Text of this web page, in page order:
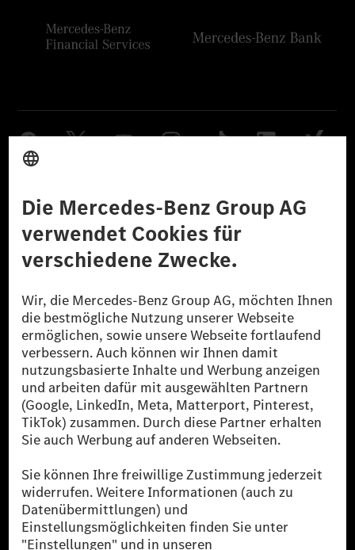
Datenschutz Lizenzhinweise Dritter Barrierefreiheit
© 2026 Mercedes-Benz Group AG. Alle Rechte vorbehalten.
[1] Bilanziell CO₂-neutral bedeutet, dass nicht vermiedene oder nicht
reduzierte CO₂-Emissionen bei der Mercedes-Benz Group durch
zertifizierte Ausgleichsprojekte kompensiert werden.
[2] Renewable Charging ist ein integraler Bestandteil von MB.CHARGE
Public in Europa, den USA, Kanada und China. Sofern an der jeweiligen
Ladestation noch kein Strom aus erneuerbaren Energien vorliegt,
verwendet Renewable Charging Grünstromzertifikate*. Diese stellen
sicher, dass für Ladevorgänge über MB.CHARGE Public eine äquivalente
Strommenge aus erneuerbaren Energien ins Stromnetz eingespeist wird.
* Inkl. EKOenergy Ökolabel
* Die angegebenen Werte wurden nach dem vorgeschriebenen
Messverfahren WLTP (Worldwide harmonised Light vehicles Test
Procedure) ermittelt. Die angegebenen Spannweiten beziehen sich auf
den europäischen Markt. Der Energieverbrauch und der CO₂-Ausstoß